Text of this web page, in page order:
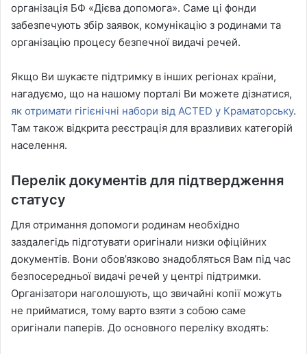
організація БФ «Дієва допомога». Саме ці фонди
забезпечують збір заявок, комунікацію з родинами та
організацію процесу безпечної видачі речей.
Якщо Ви шукаєте підтримку в інших регіонах країни,
нагадуємо, що на нашому порталі Ви можете дізнатися,
як отримати гігієнічні набори від ACTED у Краматорську.
Там також відкрита реєстрація для вразливих категорій
населення.
Перелік документів для підтвердження
статусу
Для отримання допомоги родинам необхідно
заздалегідь підготувати оригінали низки офіційних
документів. Вони обов’язково знадобляться Вам під час
безпосередньої видачі речей у центрі підтримки.
Організатори наголошують, що звичайні копії можуть
не прийматися, тому варто взяти з собою саме
оригінали паперів. До основного переліку входять: